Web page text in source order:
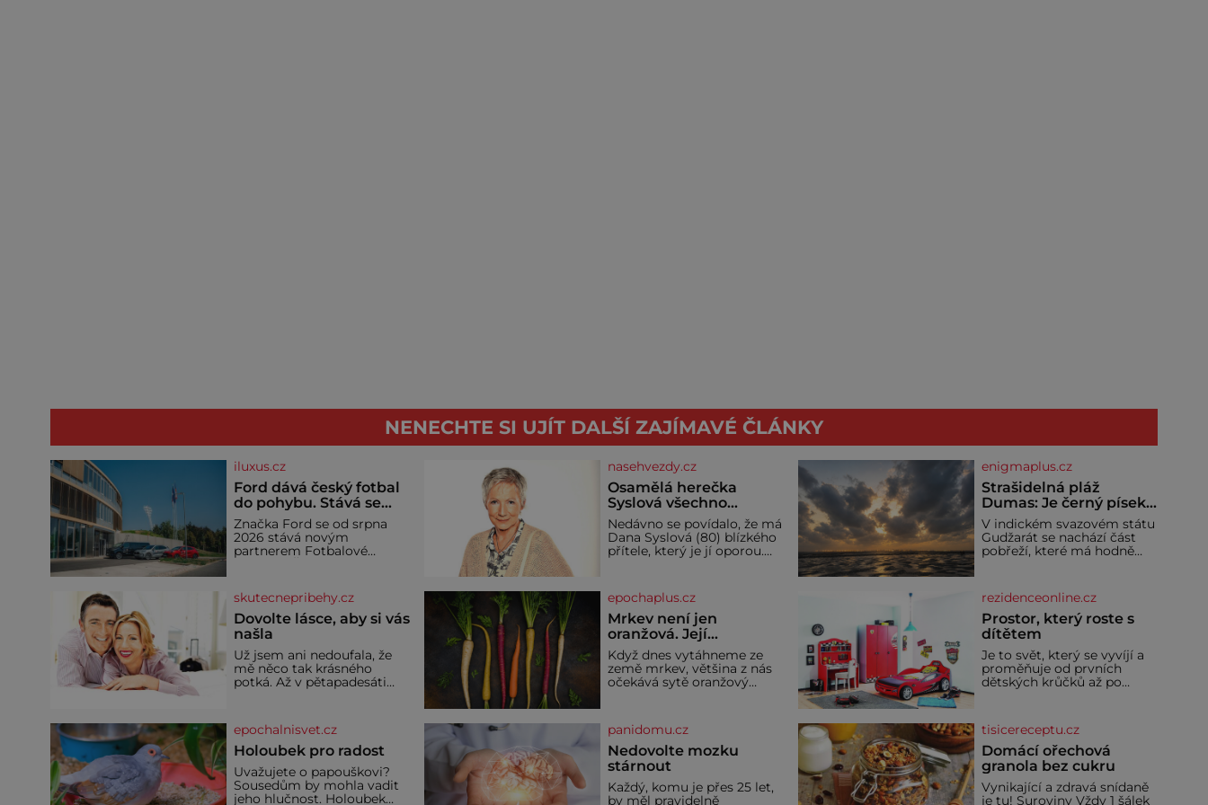
NENECHTE SI UJÍT DALŠÍ ZAJÍMAVÉ ČLÁNKY
iluxus.cz
Ford dává český fotbal
do pohybu. Stává se
novým partnerem
FAČR
Značka Ford se od srpna
2026 stává novým
partnerem Fotbalové
zajistí mobilitu asociace,
reprezentačních týmů i
českého fotbalu v
regionech. Partner
nasehvezdy.cz
Osamělá herečka
Syslová všechno
vzdala?
Nedávno se povídalo, že má
Dana Syslová (80) blízkého
přítele, který je jí oporou.
čím dál častěji mluví o
svém odchodu. Dohnala ji
snad samota? Půs
enigmaplus.cz
Strašidelná pláž
Dumas: Je černý písek
podhoubím, ze kterého
roste zlo?
V indickém svazovém státu
Gudžarát se nachází část
pobřeží, které má hodně
této pláže. Proč má pláž
takové netypické zbarvení?
Nakolik jsou pravd
skutecnepribehy.cz
Dovolte lásce, aby si vás
našla
Už jsem ani nedoufala, že
mě něco tak krásného
potká. Až v pětapadesáti
vdávala, když mi bylo
dvacet. Oba jsme byli mladí
a byl to tak říkajíc sňatek z
rozumu. Rodiče nás dali
dohromady, Toník byl dobře
zaopatřený mladý muž.
epochaplus.cz
Mrkev není jen
oranžová. Její
neuvěřitelný příběh
začíná fialovou barvou
Když dnes vytáhneme ze
země mrkev, většina z nás
očekává sytě oranžový
možné, jen ne oranžová. Je
fialová, žlutá, bílá, někdy
dokonce téměř černá. Až
díky stovkám let pečlivého
šlechtění se z ní stává
zelenina, bez které si českou
rezidenceonline.cz
Prostor, který roste s
dítětem
Je to svět, který se vyvíjí a
proměňuje od prvních
dětských krůčků až po
bezpečí, kreativitu,
soustředění i odpočinek a
reaguje na každou etapu
života a specifické potřeby
dítěte. Pro nejmenší je
klíčová jednoduchost,
epochalnisvet.cz
Holoubek pro radost
Uvažujete o papouškovi?
Sousedům by mohla vadit
jeho hlučnost. Holoubek
panidomu.cz
Nedovolte mozku
stárnout
Každý, komu je přes 25 let,
by měl pravidelně
tisicereceptu.cz
Domácí ořechová
granola bez cukru
Vynikající a zdravá snídaně
je tu! Suroviny Vždy 1 šálek